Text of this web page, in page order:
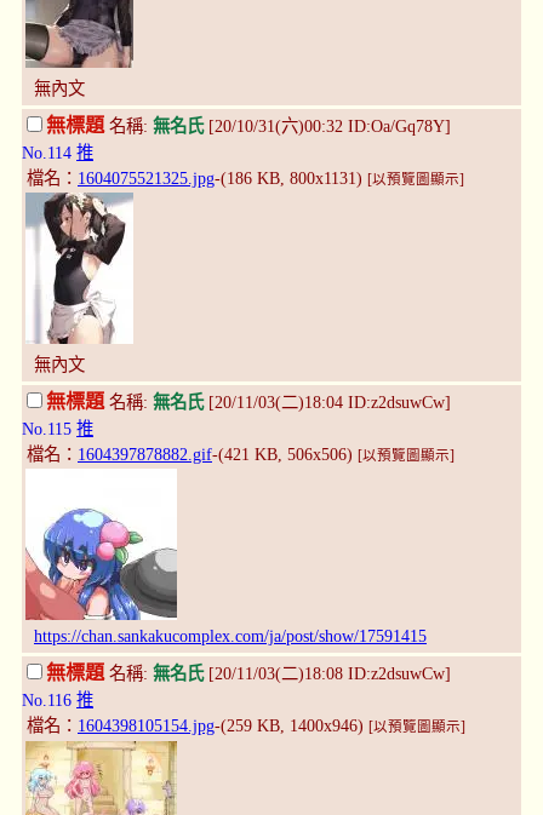
無內文
無標題 名稱: 無名氏[20/10/31(六)00:32 ID:Oa/Gq78Y]
No.114 推
檔名： 1604075521325.jpg-(186 KB, 800x1131) [以預覽圖顯示]
無內文
無標題 名稱: 無名氏[20/11/03(二)18:04 ID:z2dsuwCw]
No.115 推
檔名： 1604397878882.gif-(421 KB, 506x506) [以預覽圖顯示]
https://chan.sankakucomplex.com/ja/post/show/17591415
無標題名稱: 無名氏[20/11/03(二)18:08 ID:z2dsuwCw]
No.116 推
檔名： 1604398105154.jpg-(259 KB, 1400x946) [以預覽圖顯示]